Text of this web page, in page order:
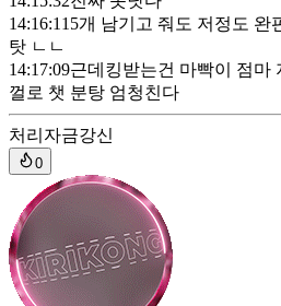
14:16:11 5개 남기고 줘도 저정도 완
탓 ㄴㄴ
14:17:09근데킹받는건 마빡이 점마
껄로 챗 분탕 엄청친다
처리자금강신
0